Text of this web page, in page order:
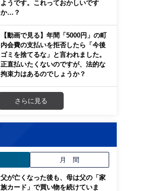
ようです。これっておかしいです
か…？
【動画で見る】年間「5000円」の町
内会費の支払いを拒否したら「今後
ゴミを捨てるな」と言われました。
正直払いたくないのですが、法的な
拘束力はあるのでしょうか？
さらに見る
月 間
父が亡くなった後も、母は父の「家
族カード」で買い物を続けていま